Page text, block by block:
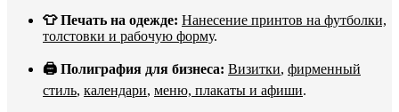
👕 Печать на одежде: Нанесение принтов на футболки,
толстовки и рабочую форму.
🖨️ Полиграфия для бизнеса: Визитки, фирменный
стиль, календари, меню, плакаты и афиши.